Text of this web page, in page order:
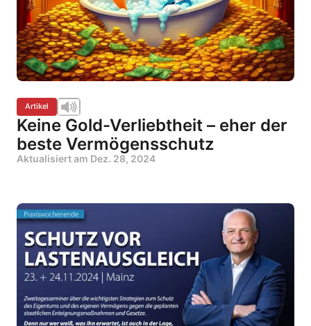
Artikel
Keine Gold-Verliebtheit – eher der
beste Vermögensschutz
Aktualisiert am Dez. 28, 2024